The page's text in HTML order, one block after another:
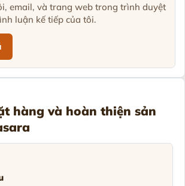
email, và trang web trong trình duyệt
luận kế tiếp của tôi.
hàng và hoàn thiện sản